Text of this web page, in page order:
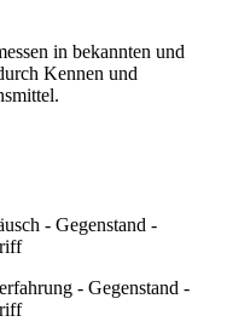
in bekannten und
Kennen und
- Gegenstand -
- Gegenstand -